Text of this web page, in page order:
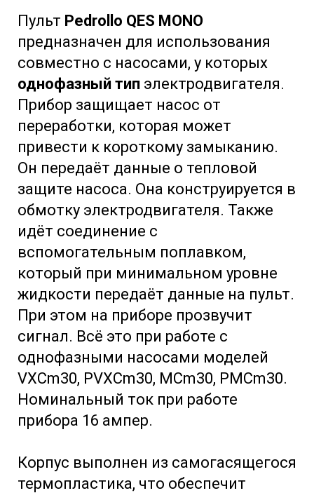
Пульт Pedrollo QES MONO
предназначен для использования
совместно с насосами, у которых
однофазный тип электродвигателя.
Прибор защищает насос от
переработки, которая может
привести к короткому замыканию.
Он передаёт данные о тепловой
защите насоса. Она конструируется в
обмотку электродвигателя. Также
идёт соединение с
вспомогательным поплавком,
который при минимальном уровне
жидкости передаёт данные на пульт.
При этом на приборе прозвучит
сигнал. Всё это при работе с
однофазными насосами моделей
VXCm30, PVXCm30, MCm30, PMCm30.
Номинальный ток при работе
прибора 16 ампер.
Корпус выполнен из самогасящегося
термопластика, что обеспечит